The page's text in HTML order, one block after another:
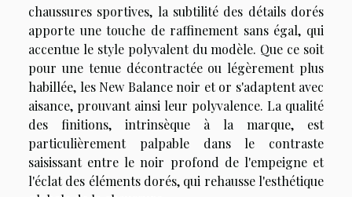
chaussures sportives, la subtilité des détails dorés
apporte une touche de raffinement sans égal, qui
accentue le style polyvalent du modèle. Que ce soit
pour une tenue décontractée ou légèrement plus
habillée, les New Balance noir et or s'adaptent avec
aisance, prouvant ainsi leur polyvalence. La qualité
des finitions, intrinsèque à la marque, est
particulièrement palpable dans le contraste
saisissant entre le noir profond de l'empeigne et
l'éclat des éléments dorés, qui rehausse l'esthétique